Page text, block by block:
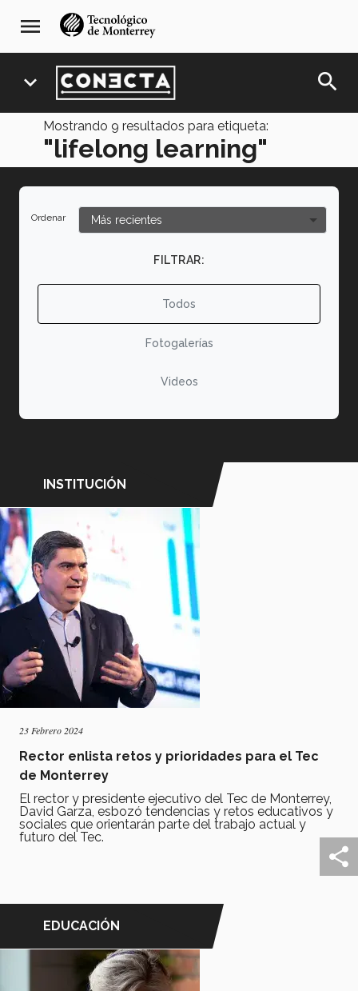
navegación
principal
menu
expand_more search
Mostrando 9 resultados para etiqueta:
"lifelong learning"
Ordenar
FILTRAR:
Todos
Fotogalerías
Videos
INSTITUCIÓN
23 Febrero 2024
Rector enlista retos y prioridades para el Tec
de Monterrey
El rector y presidente ejecutivo del Tec de Monterrey,
David Garza, esbozó tendencias y retos educativos y
sociales que orientarán parte del trabajo actual y
futuro del Tec.
EDUCACIÓN